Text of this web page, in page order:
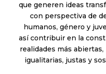
que generen ideas
con perspectiva de
humanos, género y
así contribuir en la
realidades más abiertas,
igualitarias, justas y